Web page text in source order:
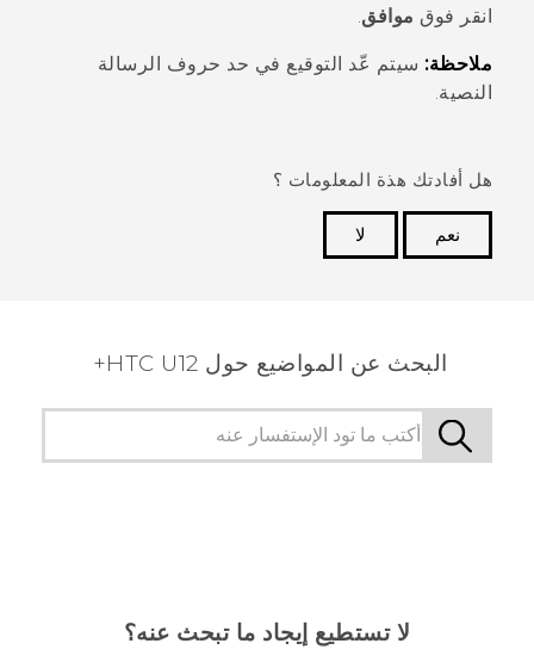
انقر فوق موافق.
ملاحظة: سيتم عّد التوقيع في حد حروف الرسالة
النصية.
هل أفادتك هذة المعلومات ؟
نعم
لا
البحث عن المواضيع حول HTC U12+
لا تستطيع إيجاد ما تبحث عنه؟